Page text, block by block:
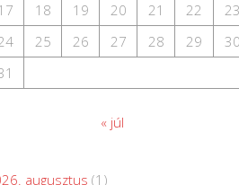
18 19 20 21 22
23
25 26 27 28 29
30
« júl
augusztus (1)